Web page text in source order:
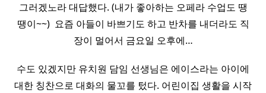
그러겠노라 대답했다. (내가 좋아하는 오페라 수업도 땡
땡이~~) ​ 요즘 아들이 바쁘기도 하고 반차를 내더라도 직
장이 멀어서 금요일 오후에…
수도 있겠지만 유치원 담임 선생님은 에이스라는 아이에
대한 칭찬으로 대화의 물꼬를 텄다. 어린이집 생활을 시작